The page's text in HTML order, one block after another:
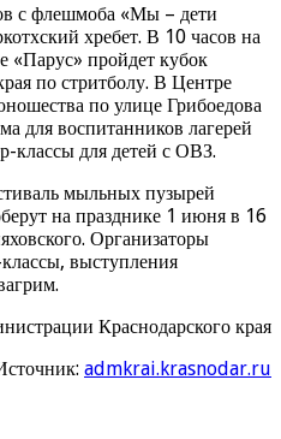
с флешмоба «Мы – дети
хребет. В 10 часов на
«Парус» пройдет кубок
по стритболу. В Центре
по улице Грибоедова
для воспитанников лагерей
классы для детей с ОВЗ.
мыльных пузырей
на празднике 1 июня в 16
Организаторы
выступления
Краснодарского края
admkrai.krasnodar.ru